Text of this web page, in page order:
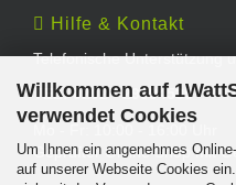
Willkommen auf
verwendet Cookies
Um Ihnen ein angenehmes
auf unserer Webseite Cookies
Hilfe & Kontakt
Telefonische Unterstützung
TEL: 0202 - 29994539
Geprüfter Online Shop mit